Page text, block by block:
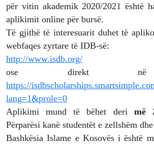
për vitin akademik 2020/2021 është
aplikimit online për bursë.
Të gjithë të interesuarit duhet të
webfaqes zyrtare të IDB-së:
http://www.isdb.org/
ose direkt në
https://
lang=1&prole=0
Aplikimi mund të bëhet deri më
Përparësi kanë studentët e zellshëm
Bashkësia Islame e Kosovës i është